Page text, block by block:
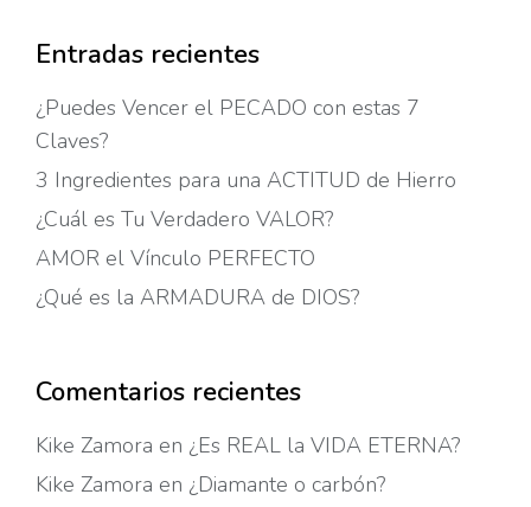
Entradas recientes
¿Puedes Vencer el PECADO con estas 7
Claves?
3 Ingredientes para una ACTITUD de Hierro
¿Cuál es Tu Verdadero VALOR?
AMOR el Vínculo PERFECTO
¿Qué es la ARMADURA de DIOS?
Comentarios recientes
Kike Zamora en ¿Es REAL la VIDA ETERNA?
Kike Zamora en ¿Diamante o carbón?